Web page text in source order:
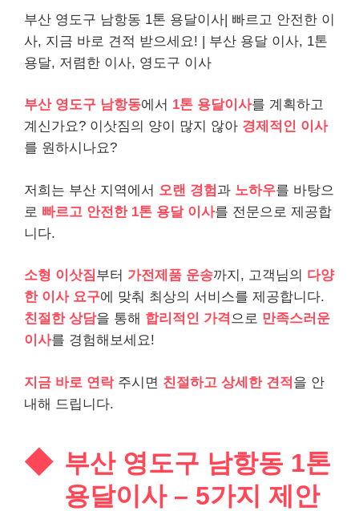
부산 영도구 남항동 1톤 용달이사| 빠르고 안전한 이
사, 지금 바로 견적 받으세요! | 부산 용달 이사, 1톤
용달, 저렴한 이사, 영도구 이사
부산 영도구 남항동에서 1톤 용달이사를 계획하고
계신가요? 이삿짐의 양이 많지 않아 경제적인 이사
를 원하시나요?
저희는 부산 지역에서 오랜 경험과 노하우를 바탕으
로 빠르고 안전한 1톤 용달 이사를 전문으로 제공합
니다.
소형 이삿짐부터 가전제품 운송까지, 고객님의 다양
한 이사 요구에 맞춰 최상의 서비스를 제공합니다.
친절한 상담을 통해 합리적인 가격 으로 만족스러운
이사를 경험해보세요!
지금 바로 연락주시면 친절하고 상세한 견적 을 안
내해 드립니다.
부산 영도구 남항동 1톤
용달이사 – 5가지 제안